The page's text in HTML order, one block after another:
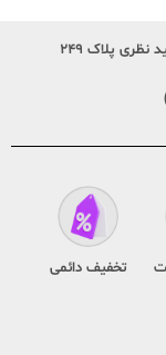
تخفیف دائمی